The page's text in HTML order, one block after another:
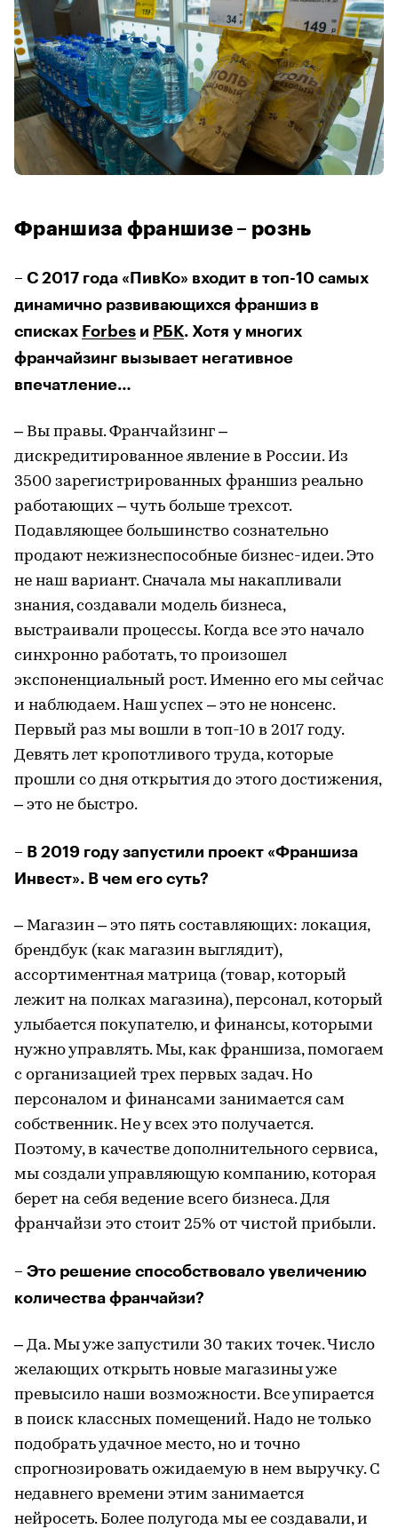
Франшиза франшизе – рознь
– С 2017 года «ПивКо» входит в топ-10 самых
динамично развивающихся франшиз в
списках Forbes и РБК. Хотя у многих
франчайзинг вызывает негативное
впечатление…
– Вы правы. Франчайзинг –
дискредитированное явление в России. Из
3500 зарегистрированных франшиз реально
работающих – чуть больше трехсот.
Подавляющее большинство сознательно
продают нежизнеспособные бизнес-идеи. Это
не наш вариант. Сначала мы накапливали
знания, создавали модель бизнеса,
выстраивали процессы. Когда все это начало
синхронно работать, то произошел
экспоненциальный рост. Именно его мы сейчас
и наблюдаем. Наш успех – это не нонсенс.
Первый раз мы вошли в топ-10 в 2017 году.
Девять лет кропотливого труда, которые
прошли со дня открытия до этого достижения,
– это не быстро.
– В 2019 году запустили проект «Франшиза
Инвест». В чем его суть?
– Магазин – это пять составляющих: локация,
брендбук (как магазин выглядит),
ассортиментная матрица (товар, который
лежит на полках магазина), персонал, который
улыбается покупателю, и финансы, которыми
нужно управлять. Мы, как франшиза, помогаем
с организацией трех первых задач. Но
персоналом и финансами занимается сам
собственник. Не у всех это получается.
Поэтому, в качестве дополнительного сервиса,
мы создали управляющую компанию, которая
берет на себя ведение всего бизнеса. Для
франчайзи это стоит 25% от чистой прибыли.
– Это решение способствовало увеличению
количества франчайзи?
– Да. Мы уже запустили 30 таких точек. Число
желающих открыть новые магазины уже
превысило наши возможности. Все упирается
в поиск классных помещений. Надо не только
подобрать удачное место, но и точно
спрогнозировать ожидаемую в нем выручку. С
недавнего времени этим занимается
нейросеть. Более полугода мы ее создавали, и